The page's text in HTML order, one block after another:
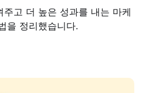
고 더 높은 성과를 내는 마케
을 정리했습니다.